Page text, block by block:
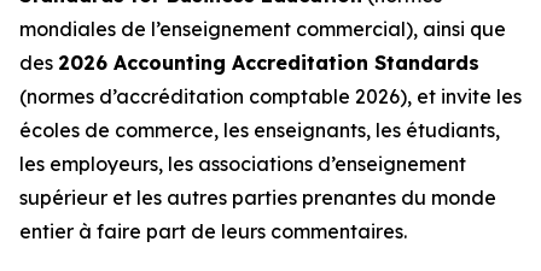
mondiales de l’enseignement commercial), ainsi que
des 2026 Accounting Accreditation Standards
(normes d’accréditation comptable 2026), et invite les
écoles de commerce, les enseignants, les étudiants,
les employeurs, les associations d’enseignement
supérieur et les autres parties prenantes du monde
entier à faire part de leurs commentaires.